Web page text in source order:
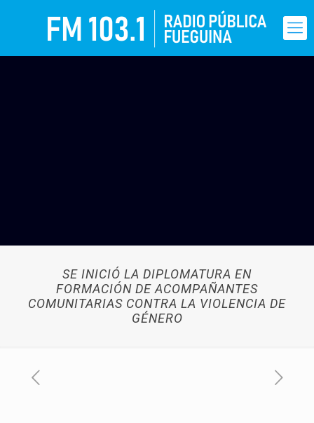
SE INICIÓ LA DIPLOMATURA EN
FORMACIÓN DE ACOMPAÑANTES
COMUNITARIAS CONTRA LA VIOLENCIA DE
GÉNERO